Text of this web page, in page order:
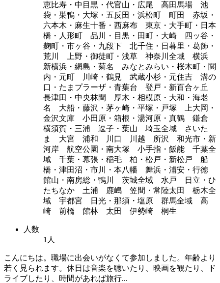
恵比寿・中目黒・代官山・広尾 高田馬場 池
袋・巣鴨・大塚・五反田・浜松町 町田 赤坂・
六本木・麻生十番・西麻布 東京・大手町・日本
橋・人形町 品川・目黒・田町・大崎 四ッ谷・
麹町・市ヶ谷・九段下 北千住・日暮里・葛飾・
荒川 上野・御徒町・浅草 神奈川全域 横浜
新横浜・網島・菊名 みなとみらい・桜木町・関
内・元町 川崎・鶴見 武蔵小杉・元住吉 溝の
口・たまプラーザ・青葉台 登戸・新百合ヶ丘
長津田・中央林間 厚木・相模原・大和・海老
名 大船・藤沢・茅ヶ崎・平塚・戸塚 上大岡・
金沢文庫 小田原・箱根・湯河原・真鶴 鎌倉
横須賀・三浦 逗子・葉山 埼玉全域 さいた
ま 大宮 浦和 川口 川越 所沢 和光市・新
河岸 航空公園・南大塚 小手指・飯能 千葉全
域 千葉・幕張・稲毛 柏・松戸・新松戸 船
橋・津田沼・市川・本八幡 舞浜・浦安・行徳
館山・南房総・鴨川 茨城全域 水戸 日立・ひ
たちなか 土浦 鹿嶋 笠間・常陸太田 栃木全
域 宇都宮 日光・那須・塩原 群馬全域 高
崎 前橋 館林 太田 伊勢崎 桐生
人数
1人
こんにちは。職場に出会いがなくて参加しました。年齢より
若く見られます。休日は音楽を聴いたり、映画を観たり、ド
ライブしたり、時間があれば旅行...